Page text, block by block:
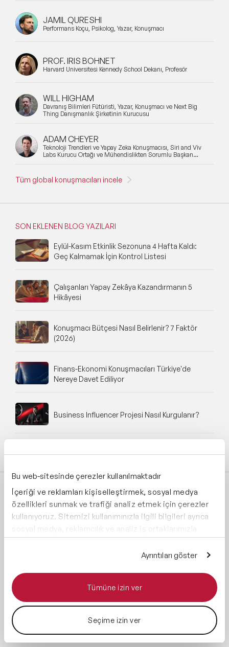
Bu web-sitesinde çerezler kullanılmaktadır
İçeriği ve reklamları kişiselleştirmek, sosyal medya
özellikleri sunmak ve trafiği analiz etmek için çerezler
kullanıyoruz. Sitemizi kullanımınızla ilgili bilgileri ayrıca
sosyal medya, reklamcılık ve analiz iş ortaklarımızla
paylaşabiliriz. İş ortaklarımız, bu bilgileri kendilerine
sağladığınız veya hizmetlerini kullanırken topladıkları
Ayrıntıları göster
Tümüne izin ver
Seçime izin ver
JAMIL QURESHI
Performans Koçu, Psikolog, Yazar, Konuşmacı
PROF. IRIS BOHNET
Harvard Üniversitesi Kennedy School Dekanı, Profesör
WILL HIGHAM
Davranış Bilimleri Fütüristi, Yazar, Konuşmacı ve Next Big
Thing Danışmanlık Şirketinin Kurucusu
ADAM CHEYER
Teknoloji Trendleri ve Yapay Zeka Konuşmacısı, Siri and Viv
Labs Kurucu Ortağı ve Mühendislikten Sorumlu Başkan
Tüm global konuşmacıları incele
SON EKLENEN BLOG YAZILARI
Eylül-Kasım Etkinlik Sezonuna 4 Hafta Kaldı:
Geç Kalmamak İçin Kontrol Listesi
Çalışanları Yapay Zekâya Kazandırmanın 5
Hikâyesi
Konuşmacı Bütçesi Nasıl Belirlenir? 7 Faktör
(2026)
Finans-Ekonomi Konuşmacıları Türkiye'de
Nereye Davet Ediliyor
Business Influencer Projesi Nasıl Kurgulanır?
Speaker Agency’yi Takip Et:
Yönetim Sistemi: